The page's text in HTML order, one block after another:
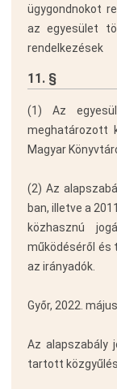
ügygondnokot
az egyesület
rendelkezések
11. §
(1) Az
meghatározott
Magyar
(2) Az
ban, illetve a
közhasznú
működéséről és
az irányadók.
Győr, 2022. május
Az alapszabály
tartott